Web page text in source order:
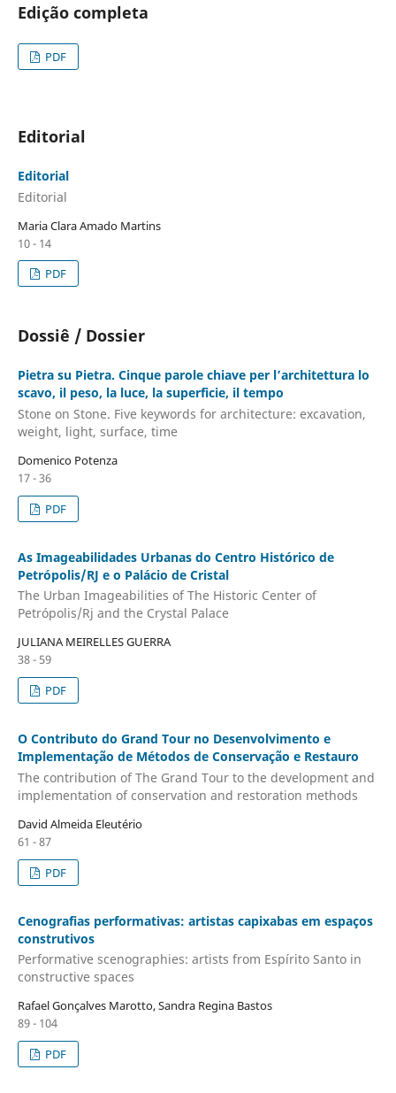
Edição completa
PDF
Editorial
Editorial
Editorial
Maria Clara Amado Martins
10 - 14
PDF
Dossiê / Dossier
Pietra su Pietra. Cinque parole chiave per l’architettura lo
scavo, il peso, la luce, la superficie, il tempo
Stone on Stone. Five keywords for architecture: excavation,
weight, light, surface, time
Domenico Potenza
17 - 36
PDF
As Imageabilidades Urbanas do Centro Histórico de
Petrópolis/RJ e o Palácio de Cristal
The Urban Imageabilities of The Historic Center of
Petrópolis/Rj and the Crystal Palace
JULIANA MEIRELLES GUERRA
38 - 59
PDF
O Contributo do Grand Tour no Desenvolvimento e
Implementação de Métodos de Conservação e Restauro
The contribution of The Grand Tour to the development and
implementation of conservation and restoration methods
David Almeida Eleutério
61 - 87
PDF
Cenografias performativas: artistas capixabas em espaços
construtivos
Performative scenographies: artists from Espírito Santo in
constructive spaces
Rafael Gonçalves Marotto, Sandra Regina Bastos
89 - 104
PDF